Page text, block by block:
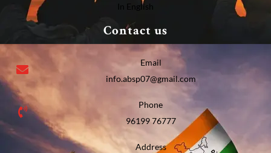
In English
Contact us
Email
info.absp07@gmail.com
Phone
96199 76777
Address